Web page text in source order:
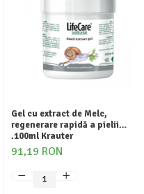
Gel cu extract de Melc,
regenerare rapidă a pielii
,100ml Krauter
91,19 RON